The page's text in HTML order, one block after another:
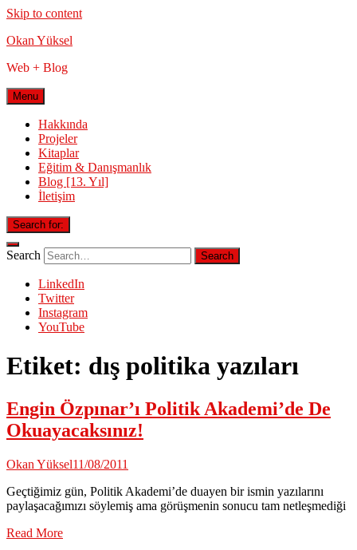
Skip to content
Okan Yüksel
Web + Blog
Menu
Hakkında
Projeler
Kitaplar
Eğitim & Danışmanlık
Blog [13. Yıl]
İletişim
Search for:
Search
LinkedIn
Twitter
Instagram
YouTube
Etiket: dış politika yazıları
Engin Özpınar’ı Politik Akademi’de De
Okuayacaksınız!
Okan Yüksel11/08/2011
Geçtiğimiz gün, Politik Akademi’de duayen bir ismin yazılarını
paylaşacağımızı söylemiş ama görüşmenin sonucu tam netleşmediği
Read More